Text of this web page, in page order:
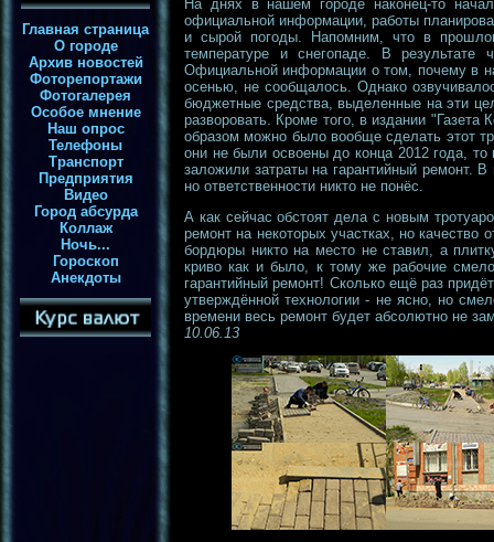
Главная страница
О городе
Архив новостей
Фоторепортажи
Фотогалерея
Особое мнение
Наш опрос
Телефоны
Транспорт
Предприятия
Видео
Город абсурда
Коллаж
Ночь...
Гороскоп
Анекдоты
На днях в нашем городе наконец-то
официальной информации, работы
и сырой погоды. Напомним, что в
температуре и снегопаде. В
Официальной информации о том, почему в
осенью, не сообщалось. Однако
бюджетные средства, выделенные на эти
разворовать. Кроме того, в издании
образом можно было вообще сделать этот
они не были освоены до конца 2012 года,
заложили затраты на гарантийный ремонт.
но ответственности никто не понёс.
А как сейчас обстоят дела с новым
ремонт на некоторых участках, но
бордюры никто на место не ставил, а
криво как и было, к тому же рабочие
гарантийный ремонт! Сколько ещё раз
утверждённой технологии - не ясно, но
времени весь ремонт будет абсолютно не
10.06.13